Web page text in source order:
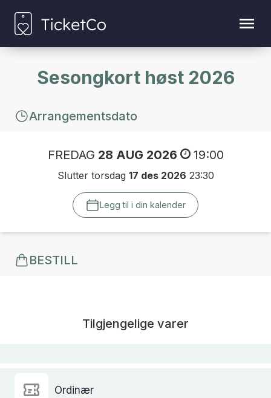
Sesongkort høst 2026
Arrangementsdato
FREDAG 28 AUG 2026 19:00
Slutter torsdag 17 des 2026 23:30
Legg til i din kalender
BESTILL
Tilgjengelige varer
Ordinær